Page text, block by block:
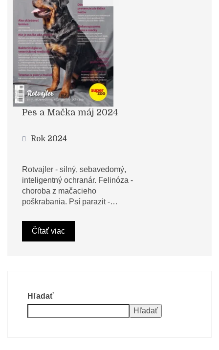
Pes a Mačka máj 2024
Rok 2024
Rotvajler - silný, sebavedomý,
inteligentný ochranár. Felinóza -
choroba z mačacieho
poškrabania. Psí parazit -…
Čítať viac
Hľadať
Hľadať